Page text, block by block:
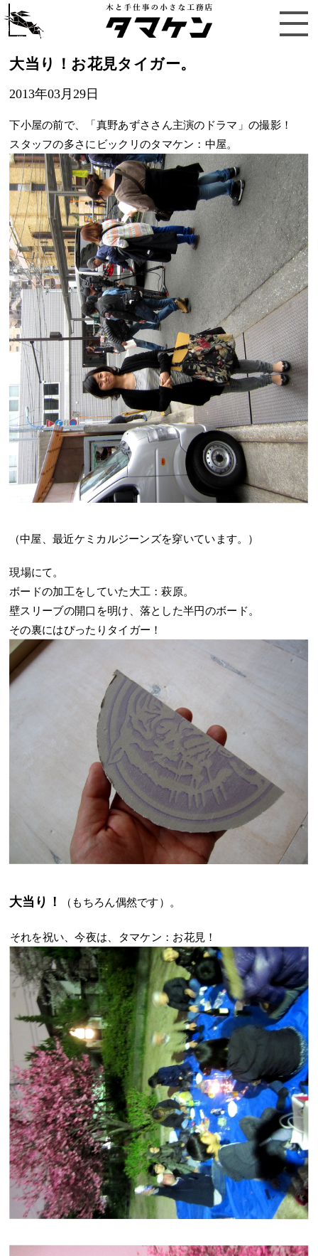
大当り！お花見タイガー。
2013年03月29日
下小屋の前で、「真野あずささん主演のドラマ」の撮影！
スタッフの多さにビックリのタマケン：中屋。
（中屋、最近ケミカルジーンズを穿いています。）
現場にて。
ボードの加工をしていた大工：萩原。
壁スリーブの開口を明け、落とした半円のボード。
その裏にはぴったりタイガー！
大当り！ （もちろん偶然です）。
それを祝い、今夜は、タマケン：お花見！